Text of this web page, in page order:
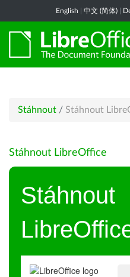
English 中文 (简体)
Stáhnout / Stáhnout
Stáhnout LibreOffice
Stáhnout